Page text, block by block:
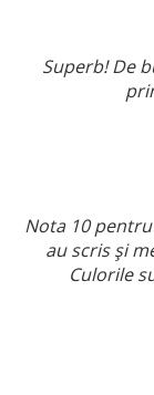
Superb! De
Nota 10
au scris și
Culorile